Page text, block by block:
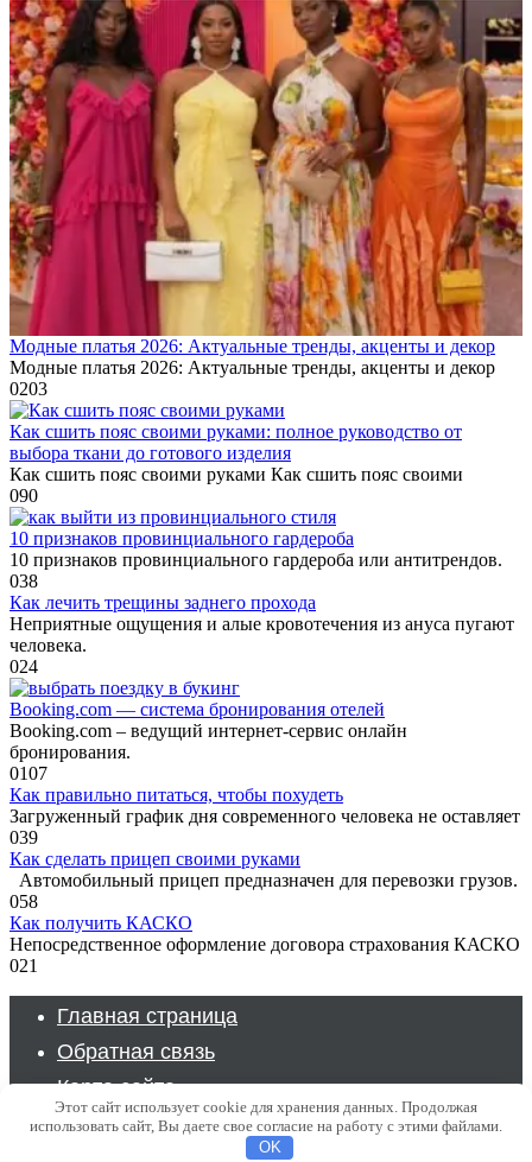
Модные платья 2026: Актуальные тренды, акценты и декор
Модные платья 2026: Актуальные тренды, акценты и декор
0203
Как сшить пояс своими руками: полное руководство от
выбора ткани до готового изделия
Как сшить пояс своими руками Как сшить пояс своими
090
10 признаков провинциального гардероба
10 признаков провинциального гардероба или антитрендов.
038
Как лечить трещины заднего прохода
Неприятные ощущения и алые кровотечения из ануса пугают
человека.
024
Booking.com — система бронирования отелей
Booking.com – ведущий интернет-сервис онлайн
бронирования.
0107
Как правильно питаться, чтобы похудеть
Загруженный график дня современного человека не оставляет
039
Как сделать прицеп своими руками
Автомобильный прицеп предназначен для перевозки грузов.
058
Как получить КАСКО
Непосредственное оформление договора страхования КАСКО
021
Главная страница
Обратная связь
Карта сайта
© 2026 Клуб советов - Ответы на вопросы
Этот сайт использует cookie для хранения данных. Продолжая
использовать сайт, Вы даете свое согласие на работу с этими файлами.
OK